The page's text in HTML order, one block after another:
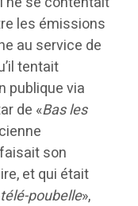
les émissions
au service de
tentait
publique via
de «Bas les
son
et qui était
télé-poubelle»,